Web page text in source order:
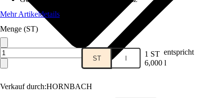
Verkauf durch:HORNBACH
Mehr Artikeldetails
Menge (ST)
ST l 1 ST entspricht
6,000 l